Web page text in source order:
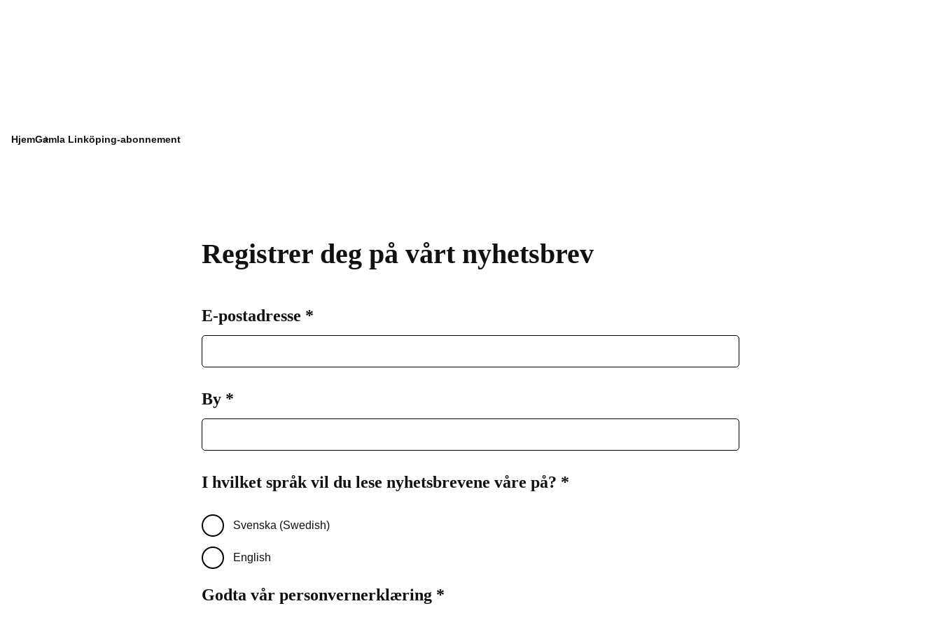
HjemGamla Linköping-abonnement
Registrer deg på vårt nyhetsbrev
E-postadresse Påkrevd
*
By Påkrevd
*
I hvilket språk vil du lese nyhetsbrevene våre på? Påkrevd
*
Svenska (Swedish)
English
Godta vår personvernerklæring Påkrevd
*